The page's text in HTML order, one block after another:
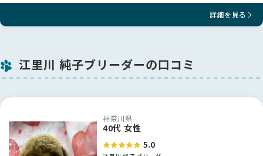
詳細を見る
江里川 純子ブリーダーの口コミ
神奈川県
40代 女性
5.0